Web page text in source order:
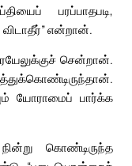
பரப்பாதபடி,
விடாதீர்” என்றான்.
சென்றான்.
யோராமைப் பார்க்க
கொண்டிருந்த